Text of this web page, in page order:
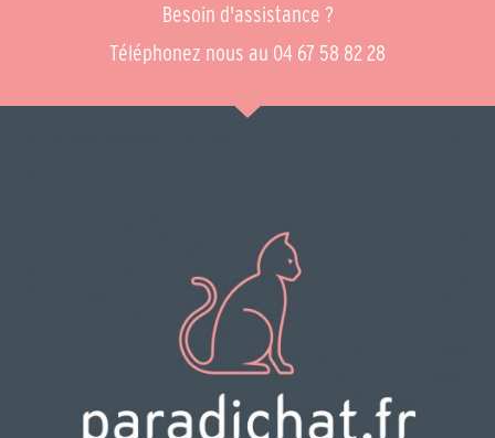
Besoin d'assistance ?
Téléphonez nous au 04 67 58 82 28